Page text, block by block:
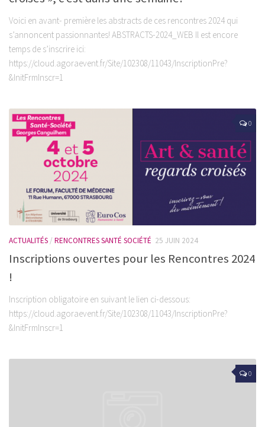
Voici en avant- première les abstracts de ces rencontres 2024 qui
s’annoncent passionnantes! ABSTRACTS-2024_WEB Il est encore
temps de s’inscrire ici:
https://cloud.agoraevent.fr/Site/102308/11043/InscriptionPre?
&InitFrmInscr=1
0
ACTUALITÉS / RENCONTRES SANTÉ SOCIÉTÉ 25 JUIN 2024
Inscriptions ouvertes pour les Rencontres 2024
!
Inscription obligatoire en suivant le lien ci-dessous:
https://cloud.agoraevent.fr/Site/102308/11043/InscriptionPre?
&InitFrmInscr=1
0